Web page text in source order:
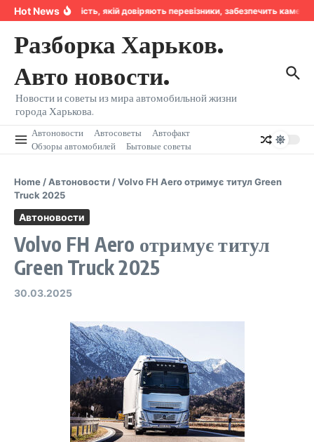
Перейти к содержанию
Hot NewsНадійність, якій довіряють перевізники, забезпечить
Разборка Харьков.
Авто новости.
Новости и советы из мира автомобильной жизни
города Харькова.
Автоновости Автосоветы
Автофакт
Обзоры автомобилей
Бытовые советы
Home /Автоновости /Volvo FH Aero отримує титул Green
Truck 2025
Автоновости
Volvo FH Aero отримує титул
Green Truck 2025
30.03.2025